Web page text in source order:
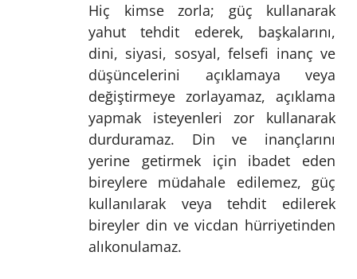
Hiç kimse zorla; güç kullanarak
yahut tehdit ederek, başkalarını,
dini, siyasi, sosyal, felsefi inanç ve
düşüncelerini açıklamaya veya
değiştirmeye zorlayamaz, açıklama
yapmak isteyenleri zor kullanarak
durduramaz. Din ve inançlarını
yerine getirmek için ibadet eden
bireylere müdahale edilemez, güç
kullanılarak veya tehdit edilerek
bireyler din ve vicdan hürriyetinden
alıkonulamaz.